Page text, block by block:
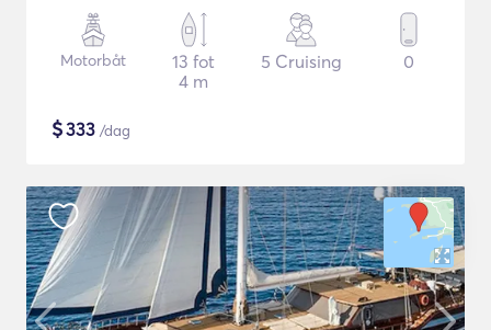
Motorbåt
13 fot
4 m
5 Cruising 0
$333 /dag